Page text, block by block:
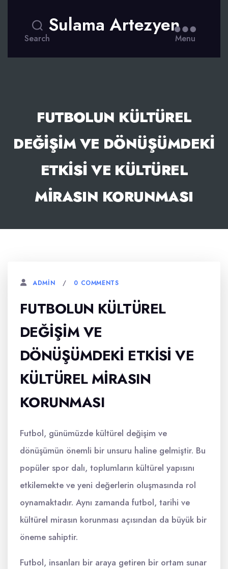
Search
Sulama Artezyen
Menu
FUTBOLUN KÜLTÜREL
DEĞIŞIM VE DÖNÜŞÜMDEKI
ETKISI VE KÜLTÜREL
MIRASIN KORUNMASI
ADMIN 0 COMMENTS
FUTBOLUN KÜLTÜREL
DEĞIŞIM VE
DÖNÜŞÜMDEKI ETKISI VE
KÜLTÜREL MIRASIN
KORUNMASI
Futbol, günümüzde kültürel değişim ve
dönüşümün önemli bir unsuru haline gelmiştir. Bu
popüler spor dalı, toplumların kültürel yapısını
etkilemekte ve yeni değerlerin oluşmasında rol
oynamaktadır. Aynı zamanda futbol, tarihi ve
kültürel mirasın korunması açısından da büyük bir
öneme sahiptir.
Futbol, insanları bir araya getiren bir ortam sunar